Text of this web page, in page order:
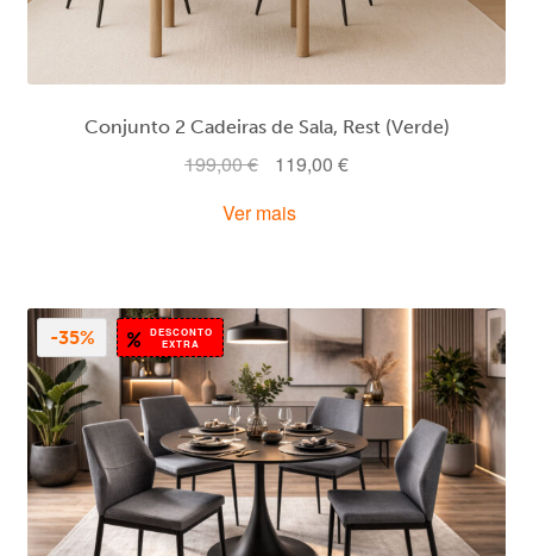
Conjunto 2 Cadeiras de Sala, Rest (Verde)
199,00€
O
original
119,00 €O
Ver mais
DESCONTO
EXTRA
-35%